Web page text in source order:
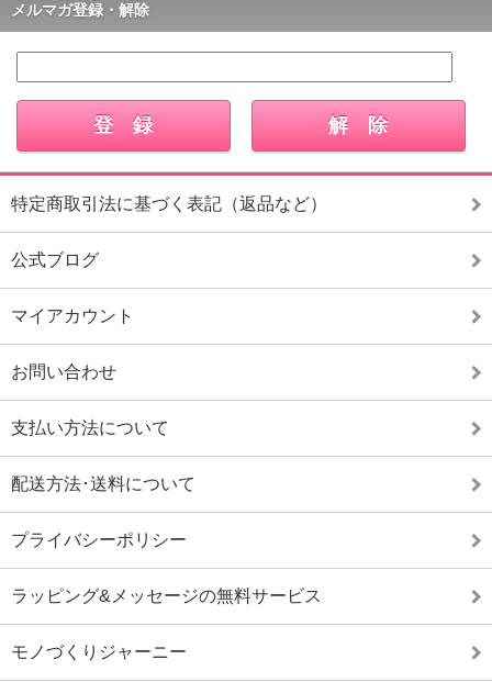
メルマガ登録・解除
特定商取引法に基づく表記（返品など）
公式ブログ
マイアカウント
お問い合わせ
支払い方法について
配送方法･送料について
プライバシーポリシー
ラッピング&メッセージの無料サービス
モノづくりジャーニー